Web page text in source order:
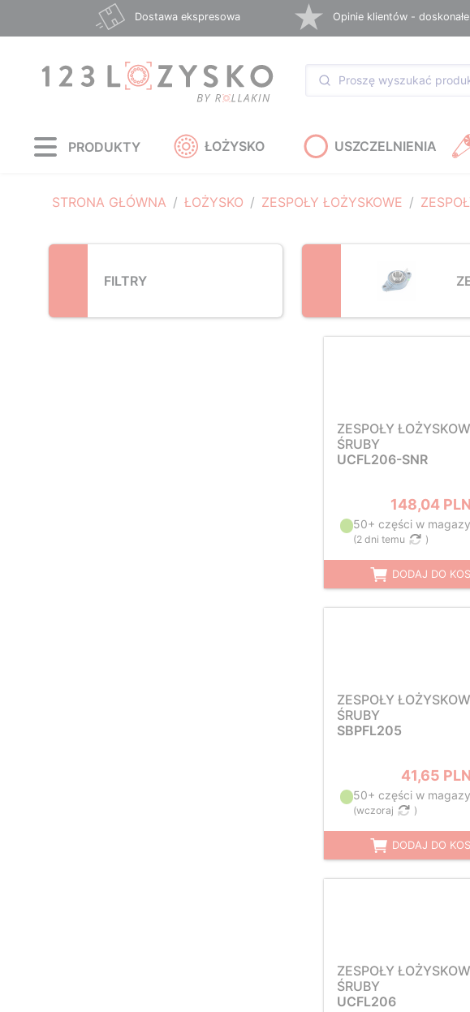
Dostawa ekspresowa Opinie klientów -
PRODUKTY ŁOŻYSKO USZCZELNIENIA
STRONA GŁÓWNA ŁOŻYSKO ZESPOŁY ŁOŻYSKOWE
FILTRY
ZESPOŁY
ŚRUBY
UCFL206-SNR
148,04 PLN
50+ części w
(2 dni temu )
DODAJ DO
ZESPOŁY
ŚRUBY
SBPFL205
41,65 PLN
50+ części w
(wczoraj )
DODAJ DO
ZESPOŁY
ŚRUBY
UCFL206